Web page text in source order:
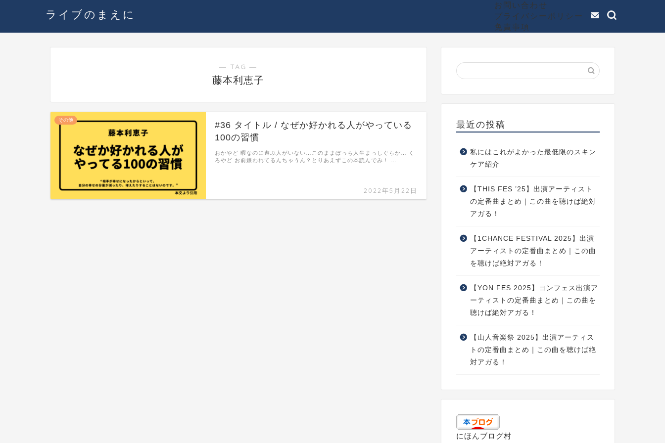
ライブのまえに
お問い合わせ
プライバシーポリシー
免責事項
― TAG ―
藤本利恵子
その他
#36 タイトル / なぜか好かれる人がやっている
100の習慣
2022年5月22日
おかやど 暇なのに遊ぶ人がいない…このままぼっち人生まっしぐらか… く
ろやど お前嫌われてるんちゃうん？とりあえずこの本読んでみ！ …
最近の投稿
私にはこれがよかった最低限のスキン
ケア紹介
【THIS FES ’25】出演アーティスト
の定番曲まとめ｜この曲を聴けば絶対
アガる！
【1CHANCE FESTIVAL 2025】出演
アーティストの定番曲まとめ｜この曲
を聴けば絶対アガる！
【YON FES 2025】ヨンフェス出演ア
ーティストの定番曲まとめ｜この曲を
聴けば絶対アガる！
【山人音楽祭 2025】出演アーティス
トの定番曲まとめ｜この曲を聴けば絶
対アガる！
にほんブログ村